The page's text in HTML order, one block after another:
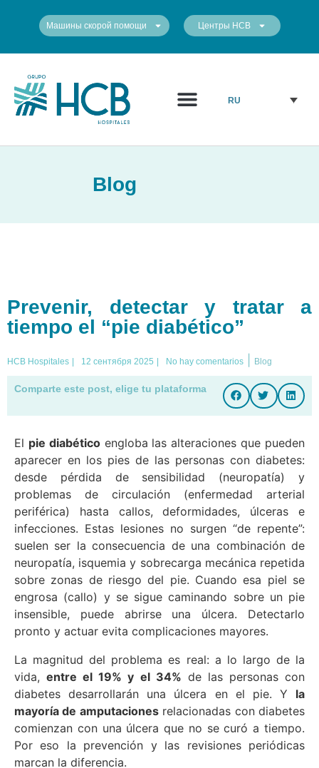
Машины скорой помощи Центры HCB
RU
Blog
Prevenir, detectar y tratar a
tiempo el “pie diabético”
HCB Hospitales | 12 сентября 2025 | No hay comentarios Blog
Comparte este post, elige tu plataforma
El pie diabéticoengloba las alteraciones que pueden
aparecer en los pies de las personas con diabetes:
desde pérdida de sensibilidad (neuropatía) y
problemas de circulación (enfermedad arterial
periférica) hasta callos, deformidades, úlceras e
infecciones. Estas lesiones no surgen “de repente”:
suelen ser la consecuencia de una combinación de
neuropatía, isquemia y sobrecarga mecánica repetida
sobre zonas de riesgo del pie. Cuando esa piel se
engrosa (callo) y se sigue caminando sobre un pie
insensible, puede abrirse una úlcera. Detectarlo
pronto y actuar evita complicaciones mayores.
La magnitud del problema es real: a lo largo de la
vida,entre el 19% y el 34% de las personas con
diabetes desarrollarán una úlcera en el pie. Y la
mayoría de amputacionesrelacionadas con diabetes
comienzan con una úlcera que no se curó a tiempo.
Por eso la prevención y las revisiones periódicas
marcan la diferencia.